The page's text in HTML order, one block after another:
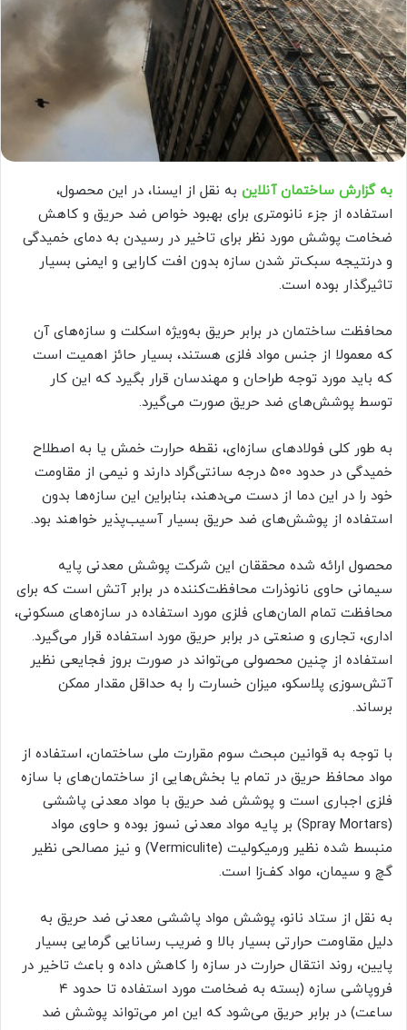
به گزارش ساختمان آنلاین به نقل از ایسنا، در این محصول،
استفاده از جزء نانومتری برای بهبود خواص ضد حریق و کاهش
ضخامت پوشش مورد نظر برای تاخیر در رسیدن به دمای خمیدگی
و درنتیجه سبک‌تر شدن سازه بدون افت کارایی و ایمنی بسیار
تاثیرگذار بوده است.
محافظت ساختمان در برابر حریق به‌ویژه اسکلت و سازه‌های آن
که معمولا از جنس مواد فلزی هستند، بسیار حائز اهمیت است
که باید مورد توجه طراحان و مهندسان قرار بگیرد که این کار
توسط پوشش‌های ضد حریق صورت می‌گیرد.
به طور کلی فولادهای سازه‌ای، نقطه حرارت خمش یا به اصطلاح
خمیدگی در حدود ۵۰۰ درجه سانتی‌گراد دارند و نیمی از مقاومت
خود را در این دما از دست می‌دهند، بنابراین این سازه‌ها بدون
استفاده از پوشش‌های ضد حریق بسیار آسیب‌پذیر خواهند بود.
محصول ارائه شده محققان این شرکت پوشش معدنی پایه
سیمانی حاوی نانوذرات محافظت‌کننده در برابر آتش است که برای
محافظت تمام المان‌های فلزی مورد استفاده در سازه‌های مسکونی،
اداری، تجاری و صنعتی در برابر حریق مورد استفاده قرار می‌گیرد.
استفاده از چنین محصولی می‌تواند در صورت بروز فجایعی نظیر
آتش‌سوزی پلاسکو، میزان خسارت را به حداقل مقدار ممکن
برساند.
با توجه به قوانین مبحث سوم مقرارت ملی ساختمان، استفاده از
مواد محافظ حریق در تمام یا بخش‌هایی از ساختمان‌های با سازه
فلزی اجباری است و پوشش ضد حریق با مواد معدنی پاششی
(Spray Mortars) بر پایه مواد معدنی نسوز بوده و حاوی مواد
منبسط شده نظیر ورمیکولیت (Vermiculite) و نیز مصالحی نظیر
گچ و سیمان، مواد کف‌زا است.
به نقل از ستاد نانو، پوشش مواد پاششی معدنی ضد حریق به
دلیل مقاومت حرارتی بسیار بالا و ضریب رسانایی گرمایی بسیار
پایین، روند انتقال حرارت در سازه را کاهش داده و باعث تاخیر در
فروپاشی سازه (بسته به ضخامت مورد استفاده تا حدود ۴
ساعت) در برابر حریق می‌شود که این امر می‌تواند پوشش ضد